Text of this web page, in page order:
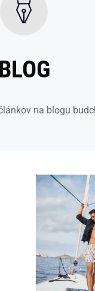
BLOG
na blogu